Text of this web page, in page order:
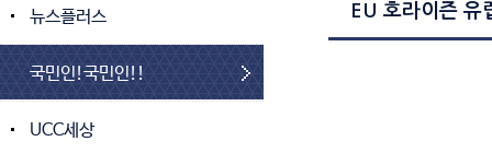
뉴스플러스
국민인!국민인!!
UCC세상
EU 호라이즌 유